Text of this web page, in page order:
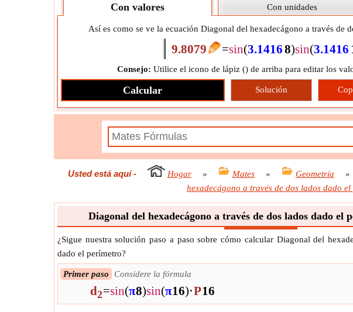
Con valores Con unidades
Así es como se ve la ecuación Diagonal del hexadecágono a través de
9.8079 =sin(3.14168)sin(3.1416
Consejo: Utilice el icono de lápiz () de arriba para editar los
Calcular Solución
Usted está aquí- Hogar » Mates » Geometría »
hexadecágono a través de dos lados dado el
Diagonal del hexadecágono a través de dos lados dado el
¿Sigue nuestra solución paso a paso sobre cómo calcular Diagonal del
dado el perímetro?
Primer paso Considere la fórmula
d2=sin(π8)sin(π16)⋅P16